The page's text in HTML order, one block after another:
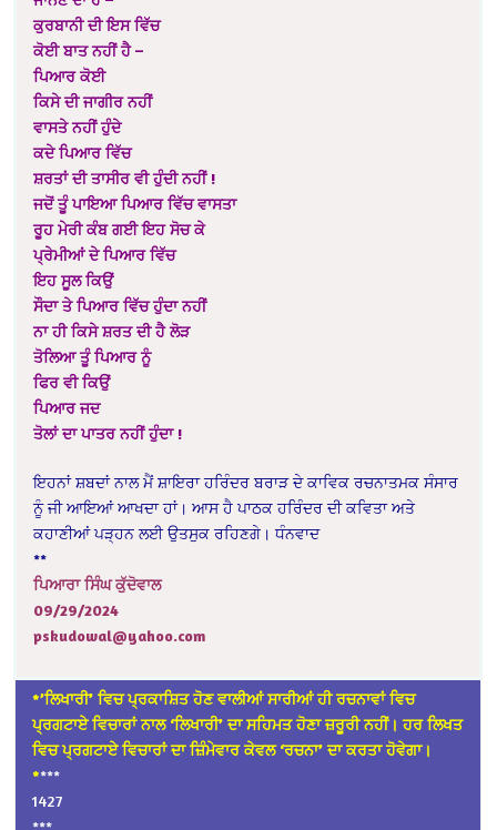
ਕੁਰਬਾਨੀ ਦੀ ਇਸ ਵਿੱਚ
ਕੋਈ ਬਾਤ ਨਹੀਂ ਹੈ –
ਪਿਆਰ ਕੋਈ
ਕਿਸੇ ਦੀ ਜਾਗੀਰ ਨਹੀਂ
ਵਾਸਤੇ ਨਹੀਂ ਹੁੰਦੇ
ਕਦੇ ਪਿਆਰ ਵਿੱਚ
ਸ਼ਰਤਾਂ ਦੀ ਤਾਸੀਰ ਵੀ ਹੁੰਦੀ ਨਹੀਂ !
ਜਦੋਂ ਤੂੰ ਪਾਇਆ ਪਿਆਰ ਵਿੱਚ ਵਾਸਤਾ
ਰੂਹ ਮੇਰੀ ਕੰਬ ਗਈ ਇਹ ਸੋਚ ਕੇ
ਪ੍ਰੇਮੀਆਂ ਦੇ ਪਿਆਰ ਵਿੱਚ
ਇਹ ਸੂਲ ਕਿਉਂ
ਸੌਦਾ ਤੇ ਪਿਆਰ ਵਿੱਚ ਹੁੰਦਾ ਨਹੀਂ
ਨਾ ਹੀ ਕਿਸੇ ਸ਼ਰਤ ਦੀ ਹੈ ਲੋੜ
ਤੋਲਿਆ ਤੂੰ ਪਿਆਰ ਨੂੰ
ਫਿਰ ਵੀ ਕਿਉਂ
ਪਿਆਰ ਜਦ
ਤੋਲਾਂ ਦਾ ਪਾਤਰ ਨਹੀਂ ਹੁੰਦਾ !
ਇਹਨਾਂ ਸ਼ਬਦਾਂ ਨਾਲ ਮੈਂ ਸ਼ਾਇਰਾ ਹਰਿੰਦਰ ਬਰਾੜ ਦੇ ਕਾਵਿਕ ਰਚਨਾਤਮਕ ਸੰਸਾਰ
ਨੂੰ ਜੀ ਆਇਆਂ ਆਖਦਾ ਹਾਂ। ਆਸ ਹੈ ਪਾਠਕ ਹਰਿੰਦਰ ਦੀ ਕਵਿਤਾ ਅਤੇ
ਕਹਾਣੀਆਂ ਪੜ੍ਹਨ ਲਈ ਉਤਸੁਕ ਰਹਿਣਗੇ। ਧੰਨਵਾਦ
**
ਪਿਆਰਾ ਸਿੰਘ ਕੁੱਦੋਵਾਲ
09/29/2024
pskudowal@yahoo.com
*’ਲਿਖਾਰੀ’ ਵਿਚ ਪ੍ਰਕਾਸ਼ਿਤ ਹੋਣ ਵਾਲੀਆਂ ਸਾਰੀਆਂ ਹੀ ਰਚਨਾਵਾਂ ਵਿਚ
ਪ੍ਰਗਟਾਏ ਵਿਚਾਰਾਂ ਨਾਲ ‘ਲਿਖਾਰੀ’ ਦਾ ਸਹਿਮਤ ਹੋਣਾ ਜ਼ਰੂਰੀ ਨਹੀਂ। ਹਰ ਲਿਖਤ
ਵਿਚ ਪ੍ਰਗਟਾਏ ਵਿਚਾਰਾਂ ਦਾ ਜ਼ਿੰਮੇਵਾਰ ਕੇਵਲ ‘ਰਚਨਾ’ ਦਾ ਕਰਤਾ ਹੋਵੇਗਾ।
****
1427